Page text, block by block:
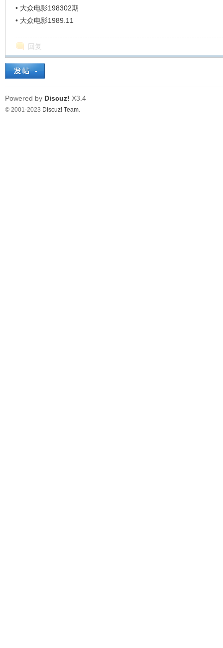
• 大众电影198302期
• 大众电影1989.11
回复
Powered by Discuz! X3.4
© 2001-2023 Discuz! Team.